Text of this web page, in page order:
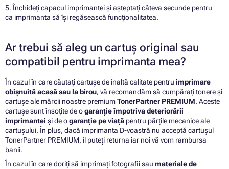
5. Închideți capacul imprimantei și așteptați câteva secunde pentru
ca imprimanta să își regăsească funcționalitatea.
Ar trebui să aleg un cartuș original sau
compatibil pentru imprimanta mea?
În cazul în care căutați cartușe de înaltă calitate pentru imprimare
obișnuită acasă sau la birou, vă recomandăm să cumpărați tonere și
cartușe ale mărcii noastre premiumTonerPartner PREMIUM. Aceste
cartușe sunt însoțite de ogaranție împotriva deteriorării
imprimantei și de ogaranție pe viață pentru părțile mecanice ale
cartușului. În plus, dacă imprimanta D-voastră nu acceptă cartușul
TonerPartner PREMIUM, îl puteți returna iar noi vă vom rambursa
banii.
În cazul în care doriți să imprimați fotografii sau materiale de